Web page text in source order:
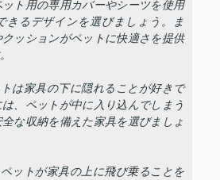
ト用の専用カバーやシーツを使用
きるデザインを選びましょう。ま
ッションがペットに快適さを提供
は家具の下に隠れることが好きで
、ペットが中に入り込んでしまう
な収納を備えた家具を選びましょ
ットが家具の上に飛び乗ることを